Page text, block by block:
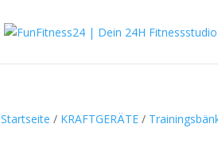
Startseite / KRAFTGERÄTE /